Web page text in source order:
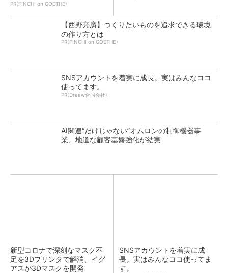
PR(FINCHI on GOETHE)
【西野亮廣】つくりたいものを追求できる環境
の作り方とは
PR(FINCHI on GOETHE)
SNSアカウントを着実に成長。実はみんなココ
使ってます。
PR(Dreaw合同会社)
AI関連“だけじゃない”オムロンの制御機器事
業、地道な顧客基盤強化が結実
新型コロナで深刻なマスク不
足を3Dプリンタで解消、イグ
アスが3Dマスクを開発
SNSアカウントを着実に成
長。実はみんなココ使ってま
す。